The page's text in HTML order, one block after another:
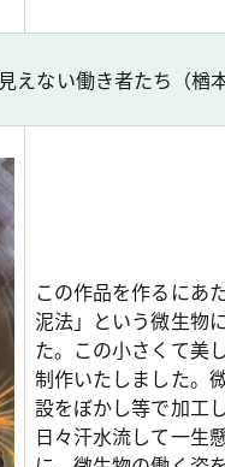
見えない働き者たち（楢
この作品を作るにあ
泥法」という微生物
た。この小さくて美
制作いたしました。
設をぼかし等で加工
日々汗水流して一生